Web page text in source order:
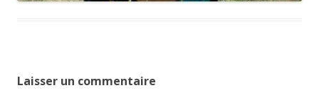
Laisser un commentaire